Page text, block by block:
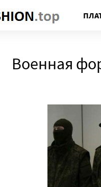
Военная